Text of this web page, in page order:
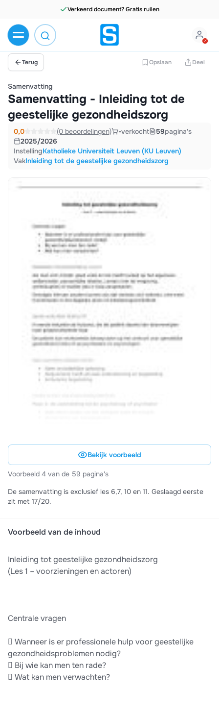
Terug Opslaan Deel
Samenvatting
Samenvatting - Inleiding tot de
geestelijke gezondheidszorg
0,0 (0 beoordelingen) -verkocht 59pagina's
2025/2026
InstellingKatholieke Universiteit Leuven (KU Leuven)
VakInleiding tot de geestelijke gezondheidszorg
Bekijk voorbeeld
Voorbeeld 4 van de 59 pagina's
De samenvatting is exclusief les 6,7, 10 en 11. Geslaagd eerste
zit met 17/20.
Voorbeeld van de inhoud
Inleiding tot geestelijke gezondheidszorg
(Les 1 – voorzieningen en actoren)
Centrale vragen
 Wanneer is er professionele hulp voor geestelijke
gezondheidsproblemen nodig?
 Bij wie kan men ten rade?
 Wat kan men verwachten?